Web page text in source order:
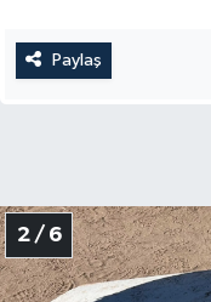
Paylaş
2 / 6